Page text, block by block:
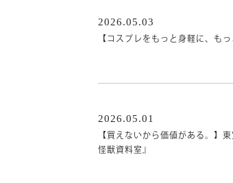
2026.05.03
【コスプレをもっと身軽に、も
2026.05.01
【買えないから価値がある。】
怪獣資料室』